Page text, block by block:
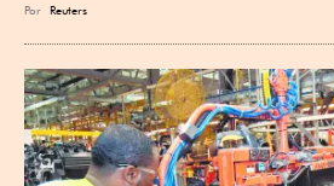
Por Reuters